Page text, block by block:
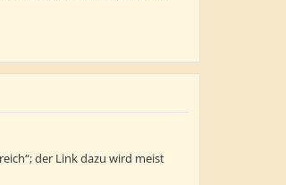
der Link dazu wird meist